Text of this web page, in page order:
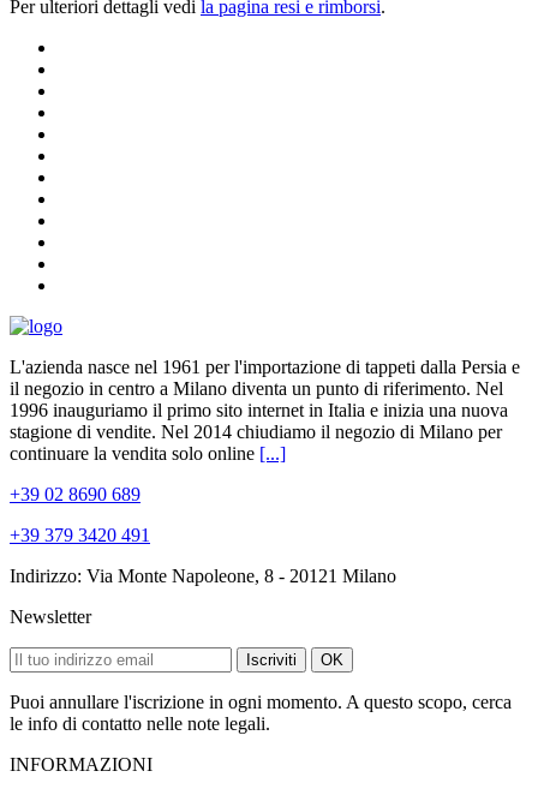
Per ulteriori dettagli vedi la pagina resi e rimborsi.
L'azienda nasce nel 1961 per l'importazione di tappeti dalla Persia e
il negozio in centro a Milano diventa un punto di riferimento. Nel
1996 inauguriamo il primo sito internet in Italia e inizia una nuova
stagione di vendite. Nel 2014 chiudiamo il negozio di Milano per
continuare la vendita solo online [...]
+39 02 8690 689
+39 379 3420 491
Indirizzo: Via Monte Napoleone, 8 - 20121 Milano
Newsletter
Iscriviti OK
Puoi annullare l'iscrizione in ogni momento. A questo scopo, cerca
le info di contatto nelle note legali.
INFORMAZIONI